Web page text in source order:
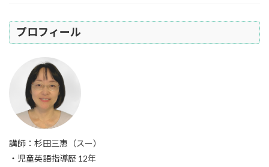
プロフィール
講師：杉田三恵（スー）
・児童英語指導歴 12年